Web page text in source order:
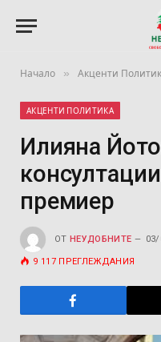
Начало » Акценти
АКЦЕНТИ ПОЛИТИКА
Илияна
премиер
ОТ НЕУДОБНИТЕ
9 117 ПРЕГЛЕЖДАНИЯ